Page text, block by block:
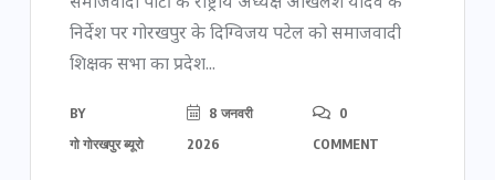
निर्देश पर गोरखपुर के दिग्विजय पटेल को समाजवादी
शिक्षक सभा का प्रदेश...
BY
गो गोरखपुर ब्यूरो
8 जनवरी
2026
0
COMMENT